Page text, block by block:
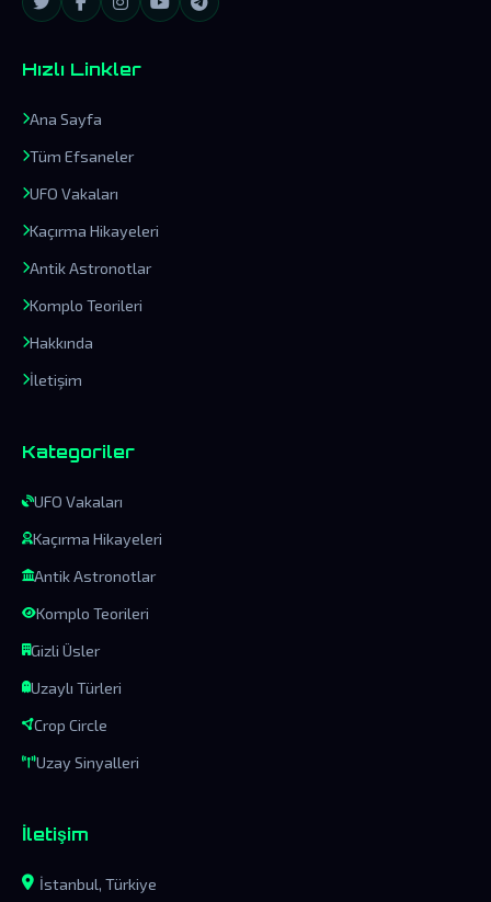
Hızlı Linkler
Ana Sayfa
Tüm Efsaneler
UFO Vakaları
Kaçırma Hikayeleri
Antik Astronotlar
Komplo Teorileri
Hakkında
İletişim
Kategoriler
UFO Vakaları
Kaçırma Hikayeleri
Antik Astronotlar
Komplo Teorileri
Gizli Üsler
Uzaylı Türleri
Crop Circle
Uzay Sinyalleri
İletişim
İstanbul, Türkiye